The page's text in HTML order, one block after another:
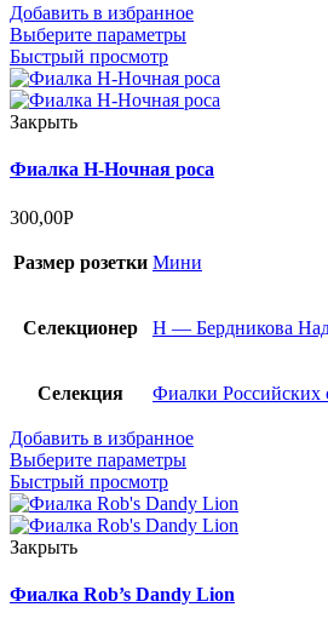
Добавить в избранное
Выберите параметры
Быстрый просмотр
Закрыть
Фиалка Н-Ночная роса
300,00Р
Размер розетки Мини
Селекционер Н — Бердникова
Селекция Фиалки Российских
Добавить в избранное
Выберите параметры
Быстрый просмотр
Закрыть
Фиалка Rob’s Dandy Lion